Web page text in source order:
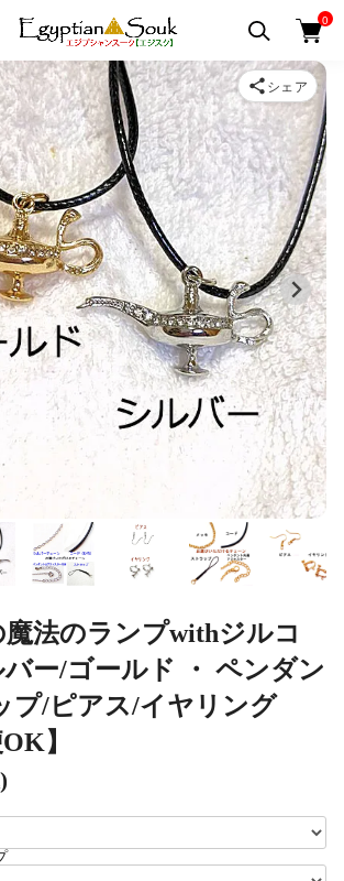
0
法のランプwithジルコ
ー/ゴールド ・ ペンダン
プ/ピアス/イヤリング
】
シェア